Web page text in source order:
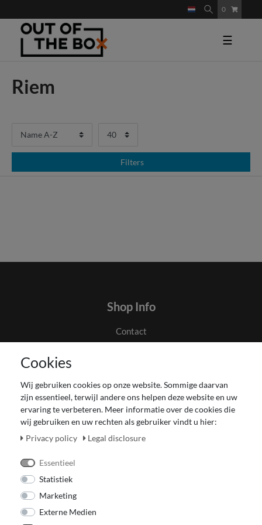
0
☰
Riem
Filters
Shop Info
Contact
Impressum
Herroepingsrecht voor verbruiker
Betaling en levering
Onze Fashion Store
Cookies
Wij gebruiken cookies op onze website. Sommige daarvan
zijn essentieel, terwijl andere ons helpen deze website en uw
ervaring te verbeteren. Meer informatie over de cookies die
wij gebruiken en uw rechten als gebruiker vindt u hier:
Privacy policy
Legal disclosure
Essentieel
Statistiek
Marketing
Externe Medien